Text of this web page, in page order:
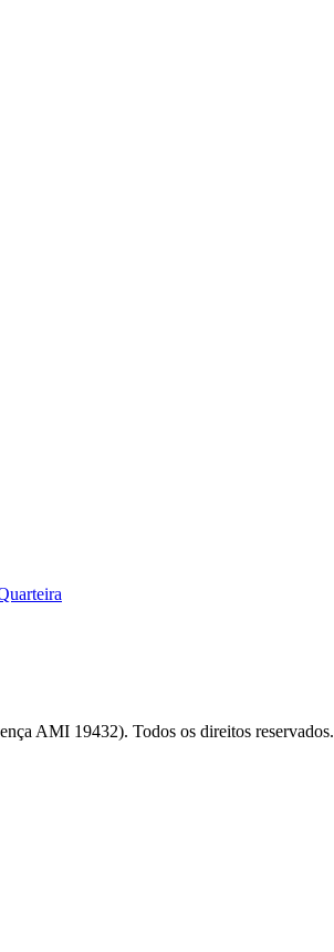
AMI 19432). Todos os direitos reservados.